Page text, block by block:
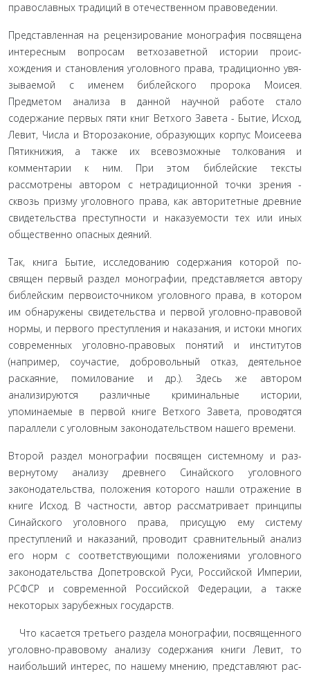
православных традиций в отечественном правоведении.
Представленная на рецензирование монография посвя­щена
интересным вопросам ветхозаветной истории проис­
хождения и становления уголовного права, традиционно увя­
зываемой с именем библейского пророка Моисея.
Предметом анализа в данной научной работе стало
содержание первых пяти книг Ветхого Завета - Бытие, Исход,
Левит, Числа и Вто­розаконие, образующих корпус Моисеева
Пятикнижия, а так­же их всевозможные толкования и
комментарии к ним. При этом библейские тексты
рассмотрены автором с нетрадицион­ной точки зрения -
сквозь призму уголовного права, как авто­ритетные древние
свидетельства преступности и наказуемости тех или иных
общественно опасных деяний.
Так, книга Бытие, исследованию содержания которой по­
священ первый раздел монографии, представляется автору
библейским первоисточником уголовного права, в котором
им обнаружены свидетельства и первой уголовно-правовой
нормы, и первого преступления и наказания, и истоки мно­гих
современных уголовно-правовых понятий и институтов
(например, соучастие, добровольный отказ, деятельное
раска­яние, помилование и др.). Здесь же автором
анализируются различные криминальные истории,
упоминаемые в первой книге Ветхого Завета, проводятся
параллели с уголовным за­конодательством нашего времени.
Второй раздел монографии посвящен системному и раз­
вернутому анализу древнего Синайского уголовного
законода­тельства, положения которого нашли отражение в
книге Ис­ход. В частности, автор рассматривает принципы
Синайского уголовного права, присущую ему систему
преступлений и на­казаний, проводит сравнительный анализ
его норм с соответ­ствующими положениями уголовного
законодательства Допе­тровской Руси, Российской Империи,
РСФСР и современной Российской Федерации, а также
некоторых зарубежных госу­дарств.
Что касается третьего раздела монографии, посвященно­го
уголовно-правовому анализу содержания книги Левит, то
наибольший интерес, по нашему мнению, представляют рас­